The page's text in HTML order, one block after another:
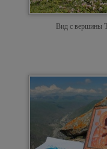
Вид с вершины